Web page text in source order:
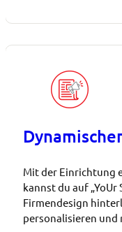
Mit der Einrichtung
kannst du auf
Firmendesign
personalisieren und